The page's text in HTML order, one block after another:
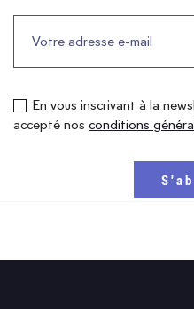
En vous inscrivant à la
accepté nos conditions